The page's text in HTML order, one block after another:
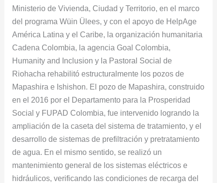
Ministerio de Vivienda, Ciudad y Territorio, en el marco
del programa Wüin Ülees, y con el apoyo de HelpAge
América Latina y el Caribe, la organización humanitaria
Cadena Colombia, la agencia Goal Colombia,
Humanity and Inclusion y la Pastoral Social de
Riohacha rehabilitó estructuralmente los pozos de
Mapashira e Ishishon. El pozo de Mapashira, construido
en el 2016 por el Departamento para la Prosperidad
Social y FUPAD Colombia, fue intervenido logrando la
ampliación de la caseta del sistema de tratamiento, y el
desarrollo de sistemas de prefiltración y pretratamiento
de agua. En el mismo sentido, se realizó un
mantenimiento general de los sistemas eléctricos e
hidráulicos, verificando las condiciones de recarga del